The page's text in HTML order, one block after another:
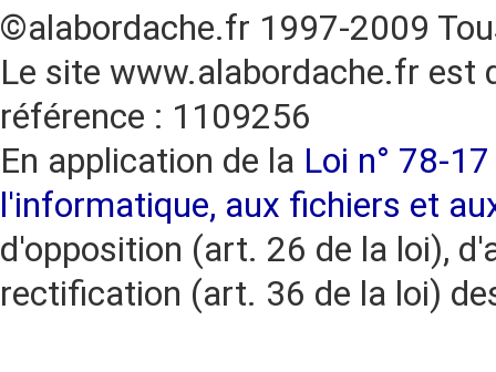
©alabordache.fr 1997-2009
Le site www.alabordache.fr est
référence : 1109256
En application de la Loi n° 78-
l'informatique, aux fichiers et
d'opposition (art. 26 de la loi),
rectification (art. 36 de la loi)